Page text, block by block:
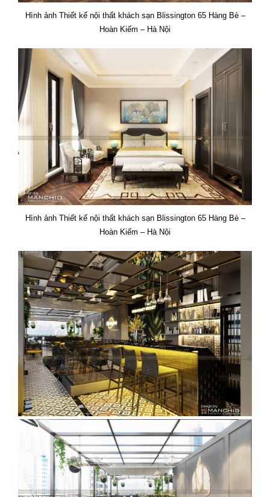
Hình ảnh Thiết kế nội thất khách sạn Blissington 65 Hàng Bè –
Hoàn Kiếm – Hà Nội
Hình ảnh Thiết kế nội thất khách sạn Blissington 65 Hàng Bè –
Hoàn Kiếm – Hà Nội